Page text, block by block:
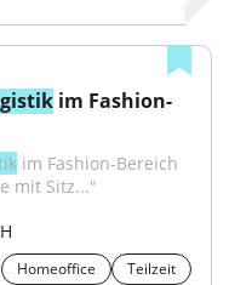
im Fashion-
im Fashion-Bereich
mit Sitz..."
Homeoffice
Teilzeit